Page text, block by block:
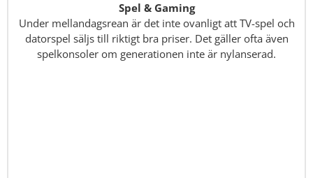
Spel & Gaming
Under mellandagsrean är det inte ovanligt att TV-spel och
datorspel säljs till riktigt bra priser. Det gäller ofta även
spelkonsoler om generationen inte är nylanserad.